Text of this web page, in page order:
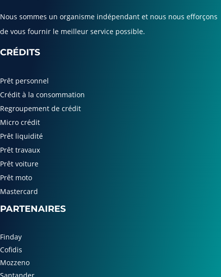
Nous sommes un organisme indépendant et nous nous efforçons
de vous fournir le meilleur service possible.
CRÉDITS
Prêt personnel
Crédit à la consommation
Regroupement de crédit
Micro crédit
Prêt liquidité
Prêt travaux
Prêt voiture
Prêt moto
Mastercard
PARTENAIRES
Finday
Cofidis
Mozzeno